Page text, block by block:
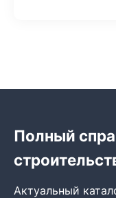
Полный
Актуальный